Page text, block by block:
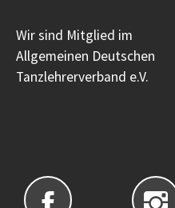
Wir sind Mitglied im
Allgemeinen Deutschen
Tanzlehrerverband e.V.